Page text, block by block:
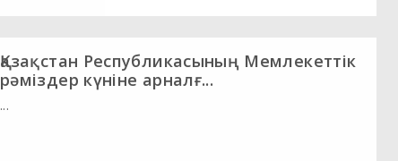
Қазақстан Республикасының Мемлекеттік
рәміздер күніне арналғ...
...